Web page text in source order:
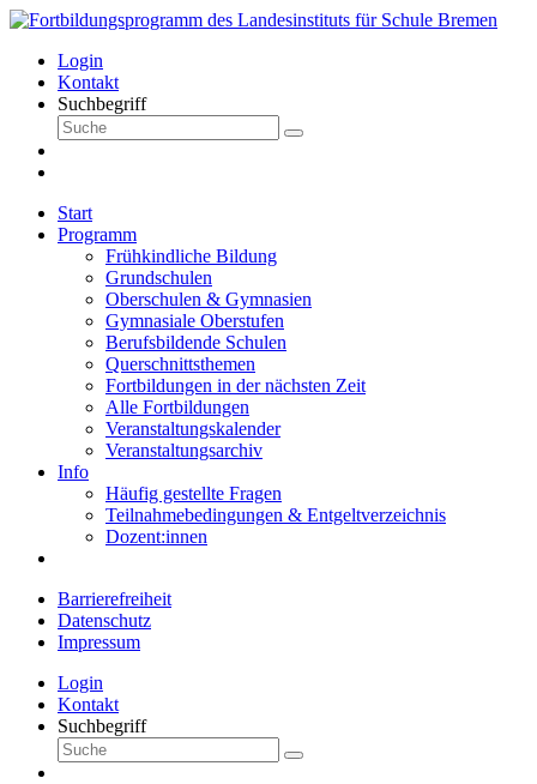
Login
Kontakt
Suchbegriff
Start
Programm
Frühkindliche Bildung
Grundschulen
Oberschulen & Gymnasien
Gymnasiale Oberstufen
Berufsbildende Schulen
Querschnittsthemen
Fortbildungen in der nächsten Zeit
Alle Fortbildungen
Veranstaltungskalender
Veranstaltungsarchiv
Info
Häufig gestellte Fragen
Teilnahmebedingungen & Entgeltverzeichnis
Dozent:innen
Barrierefreiheit
Datenschutz
Impressum
Login
Kontakt
Suchbegriff